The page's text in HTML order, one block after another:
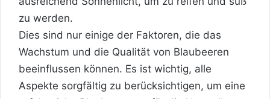
zu werden.
Dies sind nur einige der Faktoren, die das
Wachstum und die Qualität von Blaubeeren
beeinflussen können. Es ist wichtig, alle
Aspekte sorgfältig zu berücksichtigen, um eine